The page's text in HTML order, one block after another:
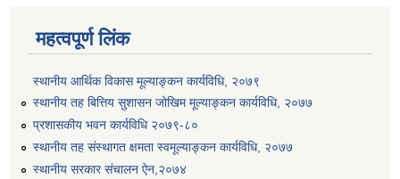
महत्वपूर्ण लिंक
स्थानीय आर्थिक विकास मूल्याङ्कन कार्यविधि, २०७९
स्थानीय तह बित्तिय सुशासन जोखिम मूल्याङ्कन कार्यविधि, २०७७
प्रशासकीय भवन कार्यविधि २०७९-८०
स्थानीय तह संस्थागत क्षमता स्वमूल्याङ्कन कार्यविधि, २०७७
स्थानीय सरकार संचालन ऐन,२०७४